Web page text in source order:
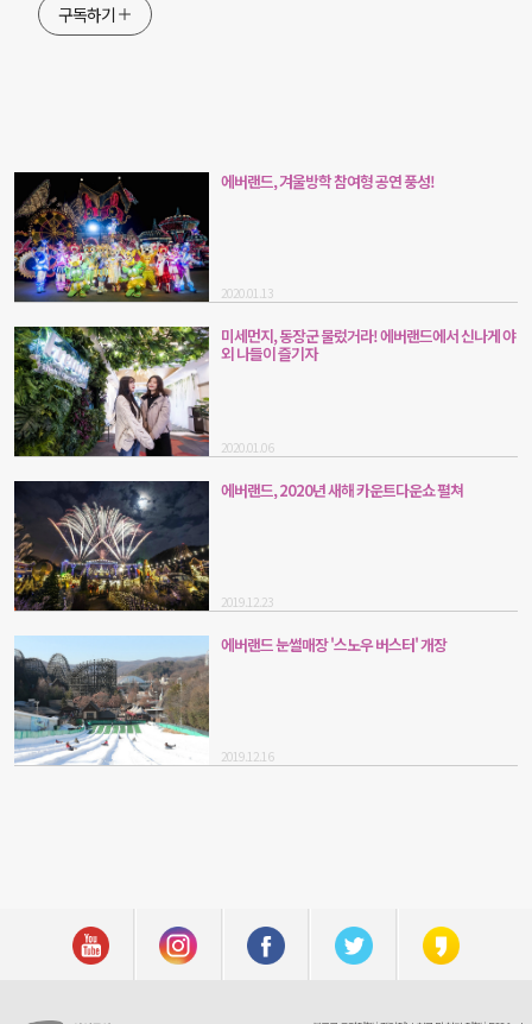
구독하기
에버랜드, 겨울방학 참여형 공연 풍성!
2020.01.13
미세먼지, 동장군 물렀거라! 에버랜드에서 신나게 야
외 나들이 즐기자
2020.01.06
에버랜드, 2020년 새해 카운트다운쇼 펼쳐
2019.12.23
에버랜드 눈썰매장 '스노우 버스터' 개장
2019.12.16